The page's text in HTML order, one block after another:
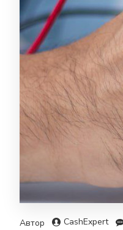
Автор CashExpert